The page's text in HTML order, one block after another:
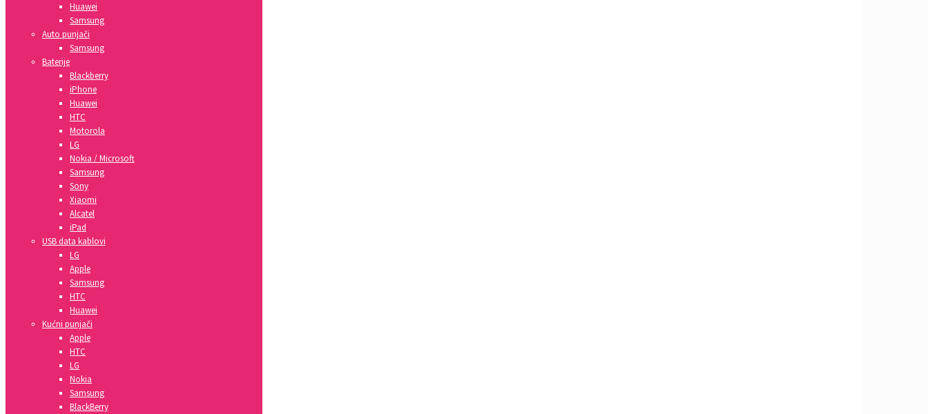
Huawei
Samsung
Auto punjači
Samsung
Baterije
Blackberry
iPhone
Huawei
HTC
Motorola
LG
Nokia / Microsoft
Samsung
Sony
Xiaomi
Alcatel
iPad
USB data kablovi
LG
Apple
Samsung
HTC
Huawei
Kućni punjači
Apple
HTC
LG
Nokia
Samsung
BlackBerry